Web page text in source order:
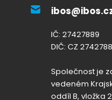
IČ: 27427889
DIČ: CZ
Společnost je
vedeném
oddíl B, vložka